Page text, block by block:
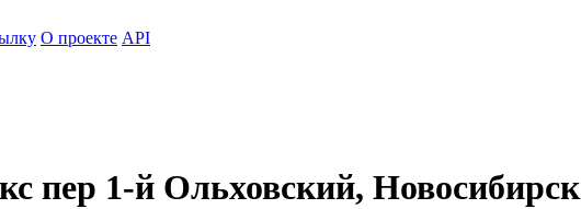
О проекте API
пер 1-й Ольховский, Новосибирск